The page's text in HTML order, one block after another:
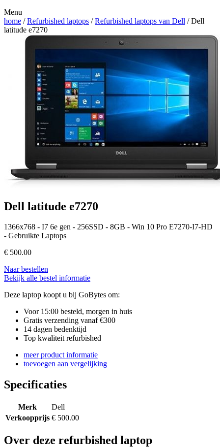
Menu
home /Refurbished laptops /Refurbished laptops van Dell / Dell
latitude e7270
Dell latitude e7270
1366x768 - I7 6e gen - 256SSD - 8GB - Win 10 Pro E7270-I7-HD
- Gebruikte Laptops
€ 500.00
Naar bestellen
Bekijk alle bestel informatie
Deze laptop koopt u bij GoBytes om:
Voor 15:00 besteld, morgen in huis
Gratis verzending vanaf €300
14 dagen bedenktijd
Top kwaliteit refurbished
meer product informatie
toevoegen aan vergelijking
Specificaties
Merk
Dell
Verkoopprijs € 500.00
Over deze refurbished laptop